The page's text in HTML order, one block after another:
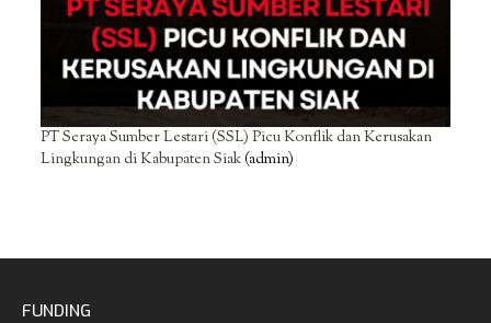
PT Seraya Sumber Lestari (SSL) Picu Konflik dan Kerusakan
Lingkungan di Kabupaten Siak(admin)
FUNDING